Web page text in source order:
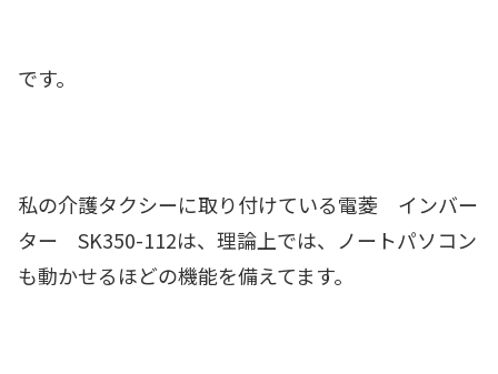
です。
私の介護タクシーに取り付けている電菱 インバー
ター SK350-112は、理論上では、ノートパソコン
も動かせるほどの機能を備えてます。